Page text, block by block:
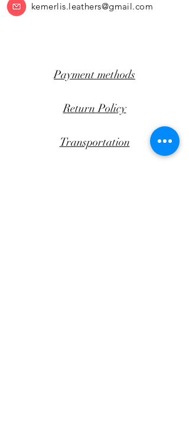
kemerlis.leathers@gmail.com
Payment methods
Return Policy
Transportation